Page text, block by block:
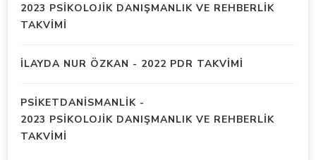
2023 PSİKOLOJİK DANIŞMANLIK VE REHBERLİK
TAKVİMİ
İLAYDA NUR ÖZKAN - 2022 PDR TAKVİMİ
PSIKETDANISMANLIK -
2023 PSİKOLOJİK DANIŞMANLIK VE REHBERLİK
TAKVİMİ